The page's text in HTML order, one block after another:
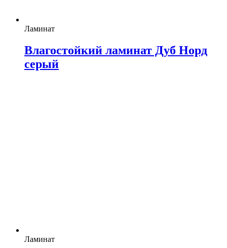
Ламинат
Влагостойкий ламинат Дуб Норд
серый
Ламинат